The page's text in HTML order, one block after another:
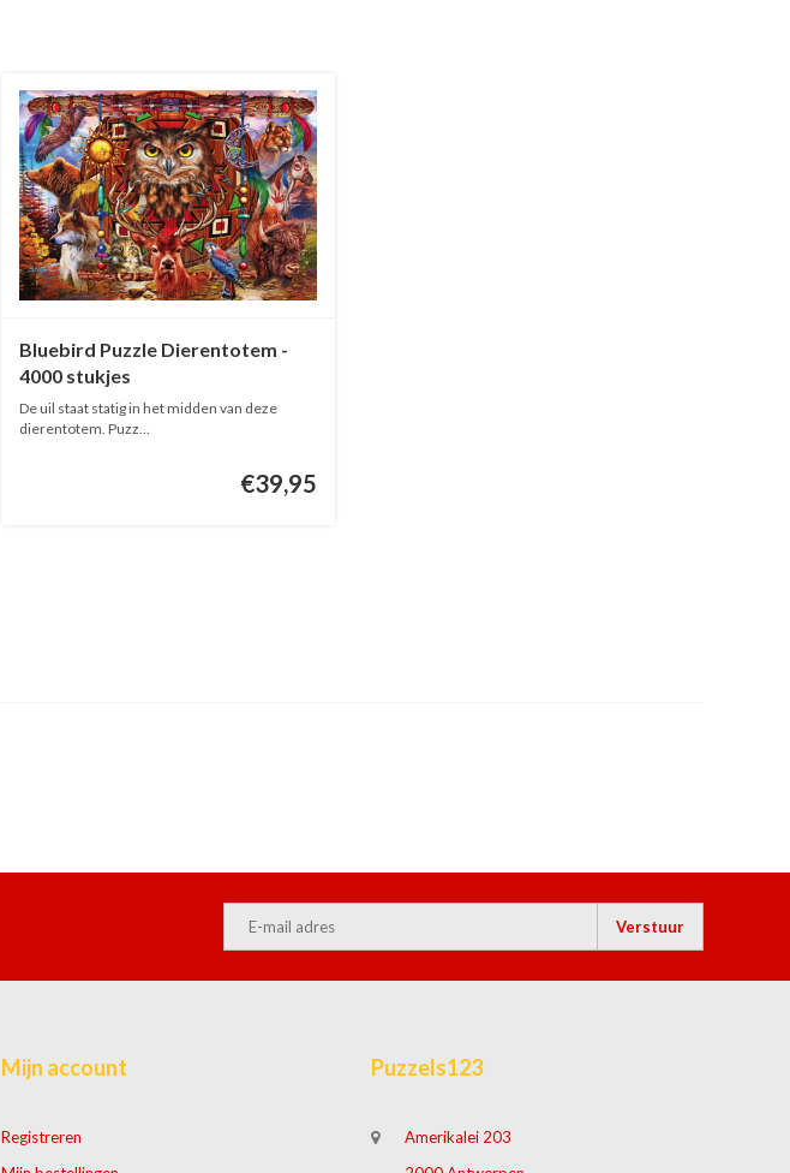
Bluebird Puzzle Dierentotem -
4000 stukjes
De uil staat statig in het midden van deze
dierentotem. Puzz...
€39,95
Verstuur
Mijn account
Registreren
Puzzels123
Amerikalei 203